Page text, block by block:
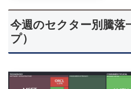
今週のセクター別騰落
プ）